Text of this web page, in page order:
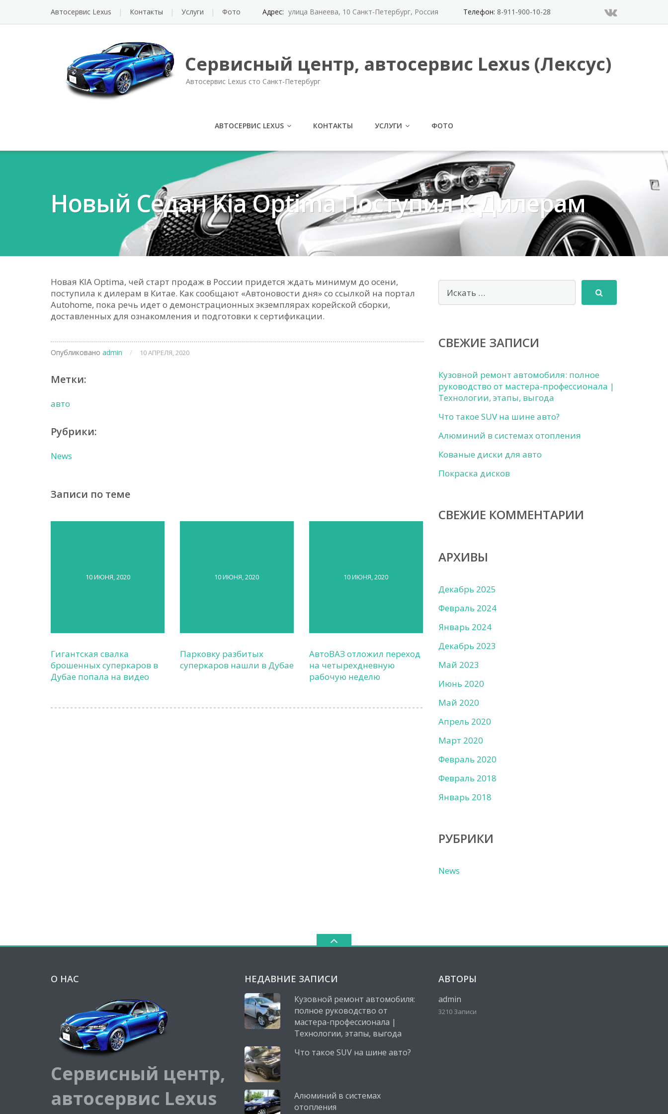
Автосервис Lexus Контакты Услуги Фото Адрес: улица Ванеева, 10 Санкт-Петербург, Россия Телефон: 8-911-900-10-28
Сервисный центр, автосервис Lexus (Лексус)
Автосервис Lexus сто Санкт-Петербург
АВТОСЕРВИС LEXUS КОНТАКТЫ УСЛУГИ ФОТО
Новый Седан Kia Optima Поступил К Дилерам
Новая KIA Optima, чей старт продаж в России придется ждать минимум до осени,
поступила к дилерам в Китае. Как сообщают «Автоновости дня» со ссылкой на портал
Autohome, пока речь идет о демонстрационных экземплярах корейской сборки,
доставленных для ознакомления и подготовки к сертификации.
Опубликовано admin / 10 АПРЕЛЯ, 2020
Метки:
авто
Рубрики:
News
Записи по теме
10 ИЮНЯ, 2020
Гигантская свалка
брошенных суперкаров в
Дубае попала на видео
10 ИЮНЯ, 2020
Парковку разбитых
суперкаров нашли в Дубае
10 ИЮНЯ, 2020
АвтоВАЗ отложил переход
на четырехдневную
рабочую неделю
СВЕЖИЕ ЗАПИСИ
Кузовной ремонт автомобиля: полное
руководство от мастера-профессионала |
Технологии, этапы, выгода
Что такое SUV на шине авто?
Алюминий в системах отопления
Кованые диски для авто
Покраска дисков
СВЕЖИЕ КОММЕНТАРИИ
АРХИВЫ
Декабрь 2025
Февраль 2024
Январь 2024
Декабрь 2023
Май 2023
Июнь 2020
Май 2020
Апрель 2020
Март 2020
Февраль 2020
Февраль 2018
Январь 2018
РУБРИКИ
News
О НАС
Сервисный центр,
автосервис Lexus
НЕДАВНИЕ ЗАПИСИ
Кузовной ремонт автомобиля:
полное руководство от
мастера-профессионала |
Технологии, этапы, выгода
Что такое SUV на шине авто?
Алюминий в системах
отопления
АВТОРЫ
admin
3210 Записи